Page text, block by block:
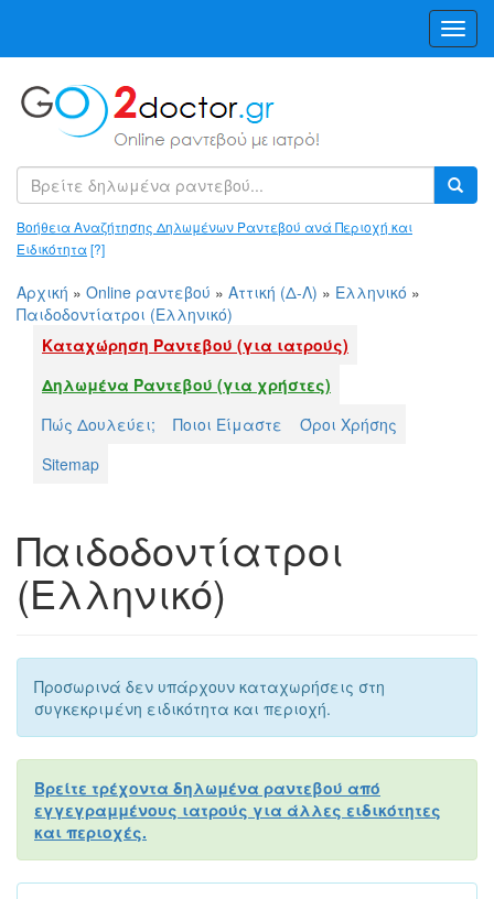
Βοήθεια Αναζήτησης Δηλωμένων Ραντεβού ανά Περιοχή και
Ειδικότητα[?]
Αρχική » Online ραντεβού » Αττική (Δ-Λ) » Ελληνικό »
Παιδοδοντίατροι (Ελληνικό)
Καταχώρηση Ραντεβού (για ιατρούς)
Δηλωμένα Ραντεβού (για χρήστες)
Πώς Δουλεύει;
Ποιοι Είμαστε
Όροι Χρήσης
Sitemap
Παιδοδοντίατροι
(Ελληνικό)
Προσωρινά δεν υπάρχουν καταχωρήσεις στη
συγκεκριμένη ειδικότητα και περιοχή.
Βρείτε τρέχοντα δηλωμένα ραντεβού από
εγγεγραμμένους ιατρούς για άλλες ειδικότητες
και περιοχές.